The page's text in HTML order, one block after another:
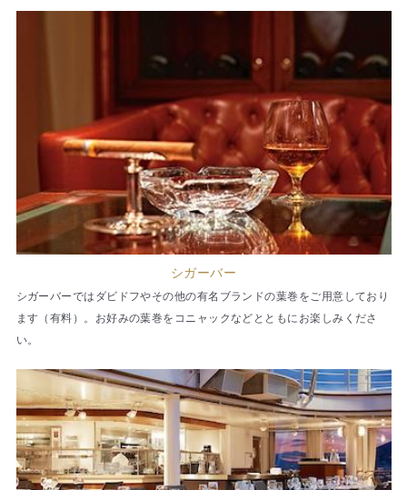
シガーバー
シガーバーではダビドフやその他の有名ブランドの葉巻をご用意しており
ます（有料）。お好みの葉巻をコニャックなどとともにお楽しみくださ
い。